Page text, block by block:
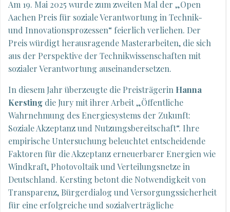
Am 19. Mai 2025 wurde zum zweiten Mal der „Open
Aachen Preis für soziale Verantwortung in Technik-
und Innovationsprozessen“ feierlich verliehen. Der
Preis würdigt herausragende Masterarbeiten, die sich
aus der Perspektive der Technikwissenschaften mit
sozialer Verantwortung auseinandersetzen.
In diesem Jahr überzeugte die Preisträgerin Hanna
Kersting die Jury mit ihrer Arbeit „Öffentliche
Wahrnehmung des Energiesystems der Zukunft:
Soziale Akzeptanz und Nutzungsbereitschaft“. Ihre
empirische Untersuchung beleuchtet entscheidende
Faktoren für die Akzeptanz erneuerbarer Energien wie
Windkraft, Photovoltaik und Verteilungsnetze in
Deutschland. Kersting betont die Notwendigkeit von
Transparenz, Bürgerdialog und Versorgungssicherheit
für eine erfolgreiche und sozialverträgliche